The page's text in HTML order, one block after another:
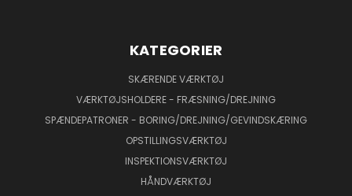
KATEGORIER
SKÆRENDE VÆRKTØJ
VÆRKTØJSHOLDERE - FRÆSNING/DREJNING
SPÆNDEPATRONER - BORING/DREJNING/GEVINDSKÆRING
OPSTILLINGSVÆRKTØJ
INSPEKTIONSVÆRKTØJ
HÅNDVÆRKTØJ